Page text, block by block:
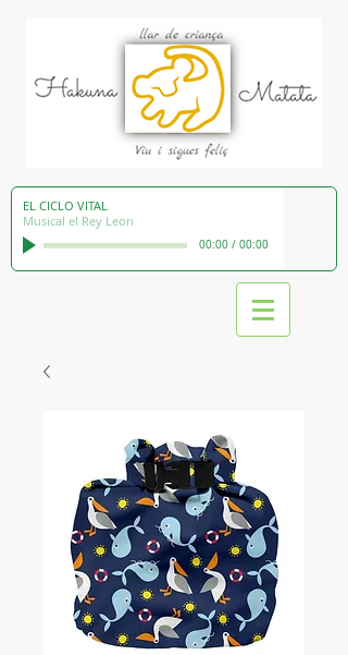
EL CICLO VITAL
Musical el Rey Leon
00:00 / 00:00